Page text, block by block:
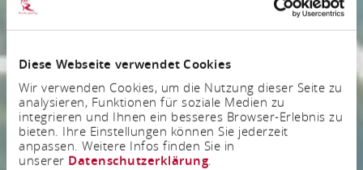
Diese Webseite verwendet Cookies
Wir verwenden Cookies, um die Nutzung dieser Seite zu
analysieren, Funktionen für soziale Medien zu
integrieren und Ihnen ein besseres Browser-Erlebnis zu
bieten. Ihre Einstellungen können Sie jederzeit
anpassen. Weitere Infos finden Sie in
unserer Datenschutzerklärung.